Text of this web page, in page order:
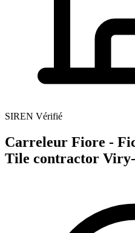
SIREN Vérifié
Carreleur Fiore -
Tile contractor